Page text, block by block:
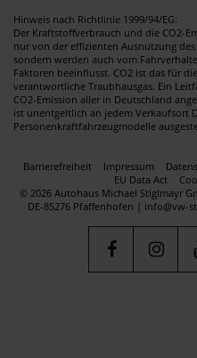
Hinweis nach Richtlinie 1999/94/EG:
Der Kraftstoffverbrauch und die CO2-
nur von der effizienten Ausnutzung
sondern werden auch vom
Faktoren beeinflusst. CO2 ist das für
verantwortliche Traubhausgas. Ein
CO2-Emission aller in Deutschland
ist unentgeltlich an jedem Verkaufsort
Personenkraftfahrzeugmodelle
Barrierefreiheit Impressum
EU Data Act
© 2026 Autohaus Michael Stiglmayr
DE-85276 Pfaffenhofen | info@vw-